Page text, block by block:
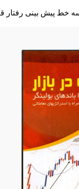
خط پیش بینی رفتار